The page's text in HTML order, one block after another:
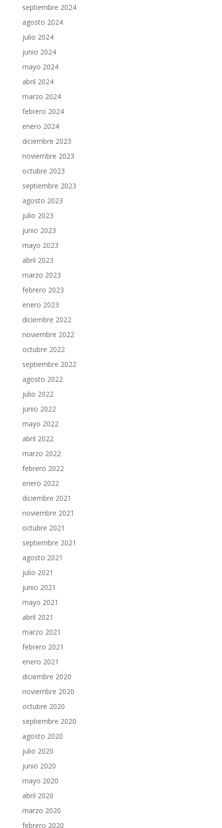
septiembre 2024
agosto 2024
julio 2024
junio 2024
mayo 2024
abril 2024
marzo 2024
febrero 2024
enero 2024
diciembre 2023
noviembre 2023
octubre 2023
septiembre 2023
agosto 2023
julio 2023
junio 2023
mayo 2023
abril 2023
marzo 2023
febrero 2023
enero 2023
diciembre 2022
noviembre 2022
octubre 2022
septiembre 2022
agosto 2022
julio 2022
junio 2022
mayo 2022
abril 2022
marzo 2022
febrero 2022
enero 2022
diciembre 2021
noviembre 2021
octubre 2021
septiembre 2021
agosto 2021
julio 2021
junio 2021
mayo 2021
abril 2021
marzo 2021
febrero 2021
enero 2021
diciembre 2020
noviembre 2020
octubre 2020
septiembre 2020
agosto 2020
julio 2020
junio 2020
mayo 2020
abril 2020
marzo 2020
febrero 2020